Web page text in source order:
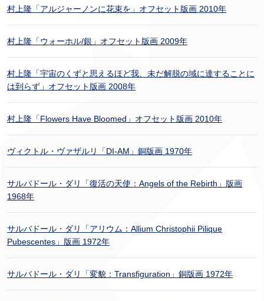
村上隆「アルジャーノンに花束を」オフセット版画 2010年
村上隆「ウォーホル/銀」オフセット版画 2009年
村上隆「宇宙のくずと思えるほど我、未だ解脱の域に達することに
は到らず」オフセット版画 2008年
村上隆「Flowers Have Bloomed」オフセット版画 2010年
ヴィクトル・ヴァザルリ「DI-AM」銅版画 1970年
サルバドール・ダリ「復活の天使：Angels of the Rebirth」版画
1968年
サルバドール・ダリ「アリウム：Allium Christophii Pilique
Pubescentes」版画 1972年
サルバドール・ダリ「変貌：Transfiguration」銅版画 1972年